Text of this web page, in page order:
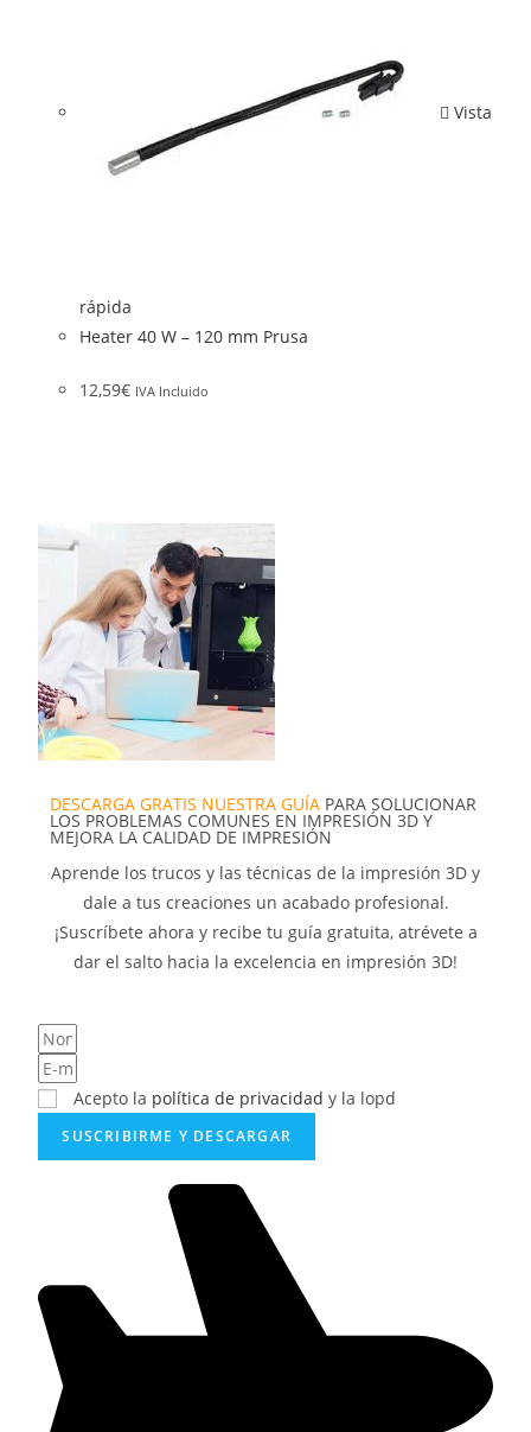
Vista
rápida
Heater 40 W – 120 mm Prusa
12,59€ IVA Incluido
DESCARGA GRATIS NUESTRA GUÍA PARA SOLUCIONAR
LOS PROBLEMAS COMUNES EN IMPRESIÓN 3D Y
MEJORA LA CALIDAD DE IMPRESIÓN
Aprende los trucos y las técnicas de la impresión 3D y
dale a tus creaciones un acabado profesional.
¡Suscríbete ahora y recibe tu guía gratuita, atrévete a
dar el salto hacia la excelencia en impresión 3D!
Acepto la política de privacidad y la lopd
SUSCRIBIRME Y DESCARGAR